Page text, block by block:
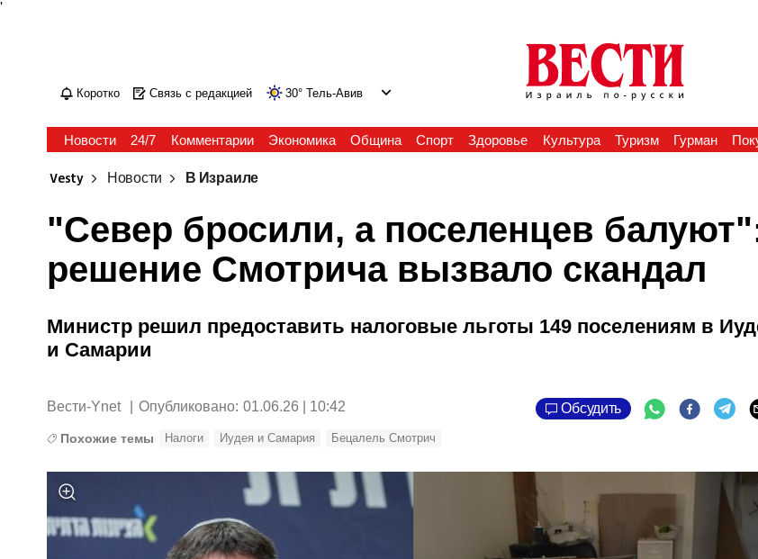
'
Коротко Связь с редакцией 30° Тель-Авив
Новости 24/7 Комментарии Экономика Община Спорт Здоровье Культура Туризм Гурман
Vesty Новости В Израиле
"Север бросили, а поселенцев
решение Смотрича вызвало скандал
Министр решил предоставить налоговые льготы 149 поселениям в
и Самарии
Вести-Ynet Опубликовано: 01.06.26 | 10:42 Обсудить
Похожие темы Налоги Иудея и Самария Бецалель Смотрич